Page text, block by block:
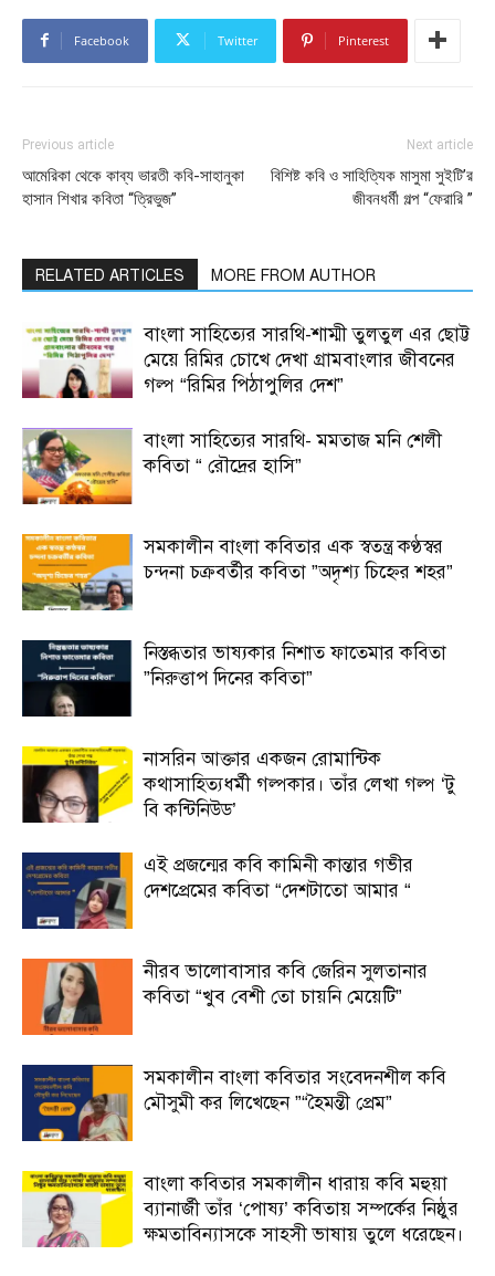
Facebook Twitter Pinterest
Previous article
আমেরিকা থেকে কাব্য ভারতী কবি-সাহানুকা
হাসান শিখার কবিতা “ত্রিভুজ”
Next article
বিশিষ্ট কবি ও সাহিত্যিক মাসুমা সুইটি’র
জীবনধর্মী গল্প “ফেরারি ”
RELATED ARTICLES MORE FROM AUTHOR
বাংলা সাহিত্যের সারথি-শাম্মী তুলতুল এর ছোট্ট
মেয়ে রিমির চোখে দেখা গ্রামবাংলার জীবনের
গল্প “রিমির পিঠাপুলির দেশ”
বাংলা সাহিত্যের সারথি- মমতাজ মনি শেলী
কবিতা “ রৌদ্রের হাসি”
সমকালীন বাংলা কবিতার এক স্বতন্ত্র কণ্ঠস্বর
চন্দনা চক্রবর্তীর কবিতা ”অদৃশ্য চিহ্নের শহর”
নিস্তব্ধতার ভাষ্যকার নিশাত ফাতেমার কবিতা
”নিরুত্তাপ দিনের কবিতা”
নাসরিন আক্তার একজন রোমান্টিক
কথাসাহিত্যধর্মী গল্পকার। তাঁর লেখা গল্প ‘টু
বি কন্টিনিউড’
এই প্রজন্মের কবি কামিনী কান্তার গভীর
দেশপ্রেমের কবিতা “দেশটাতো আমার “
নীরব ভালোবাসার কবি জেরিন সুলতানার
কবিতা “খুব বেশী তো চায়নি মেয়েটি”
সমকালীন বাংলা কবিতার সংবেদনশীল কবি
মৌসুমী কর লিখেছেন ”“হৈমন্তী প্রেম”
বাংলা কবিতার সমকালীন ধারায় কবি মহুয়া
ব্যানার্জী তাঁর ‘পোষ্য’ কবিতায় সম্পর্কের নিষ্ঠুর
ক্ষমতাবিন্যাসকে সাহসী ভাষায় তুলে ধরেছেন।